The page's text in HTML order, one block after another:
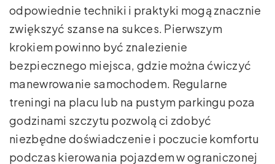
odpowiednie techniki i praktyki mogą znacznie
zwiększyć szanse na sukces. Pierwszym
krokiem powinno być znalezienie
bezpiecznego miejsca, gdzie można ćwiczyć
manewrowanie samochodem. Regularne
treningi na placu lub na pustym parkingu poza
godzinami szczytu pozwolą ci zdobyć
niezbędne doświadczenie i poczucie komfortu
podczas kierowania pojazdem w ograniczonej